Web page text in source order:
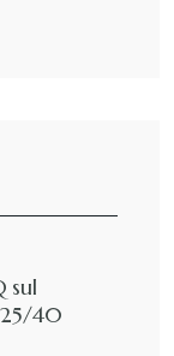
sul
40